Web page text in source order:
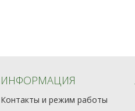
ИНФОРМАЦИЯ
Контакты и режим работы